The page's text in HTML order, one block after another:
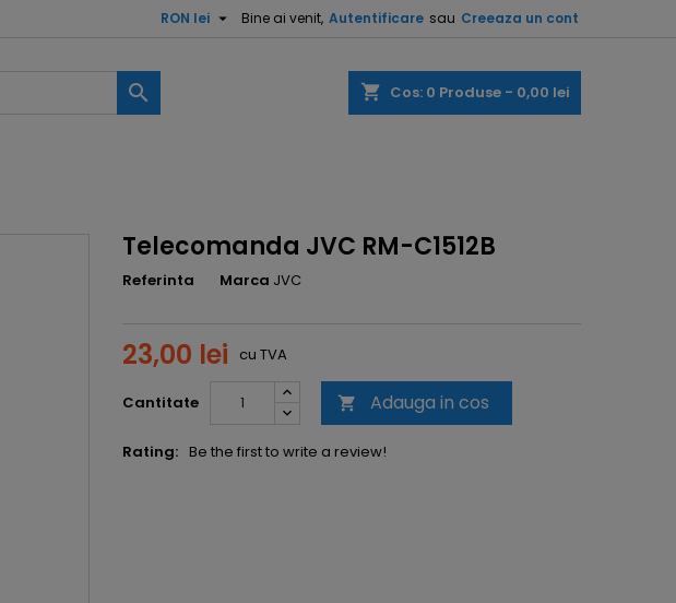
Bine ai venit, Autentificare sau Creeaza un cont
RON lei 
shopping_cart Cos: 0 Produse - 0,00 lei

Telecomanda JVC RM-C1512B
Referinta Marca JVC
23,00 lei cu TVA
Cantitate  Adauga in cos
Rating: Be the first to write a review!